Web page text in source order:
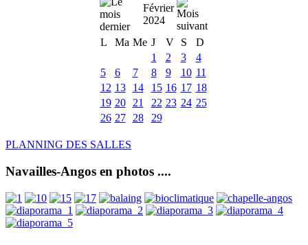
Février
2024
L
Ma Me J V S
D
1
2 3
4
5
6 7 8 9 10 11
12 13 14 15 16 17 18
19 20 21 22 23 24 25
26 27 28 29
PLANNING DES SALLES
Navailles-Angos en photos ....